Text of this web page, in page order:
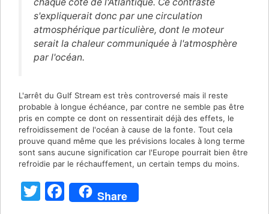
s'expliquerait donc par une circulation
atmosphérique particulière, dont le moteur
serait la chaleur communiquée à l'atmosphère
par l'océan.
L'arrêt du Gulf Stream est très controversé mais il reste
probable à longue échéance, par contre ne semble pas être
pris en compte ce dont on ressentirait déjà des effets, le
refroidissement de l'océan à cause de la fonte. Tout cela
prouve quand même que les prévisions locales à long terme
sont sans aucune signification car l'Europe pourrait bien être
refroidie par le réchauffement, un certain temps du moins.
T
F
Share